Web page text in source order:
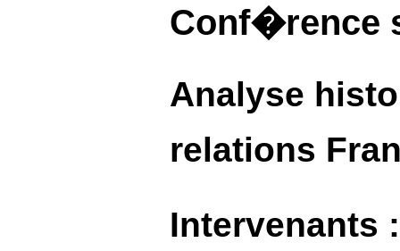
Conf�rence
Analyse
relations
Intervenants :